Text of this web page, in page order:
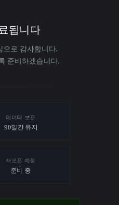
됩니다
으로 감사합니다.
준비하겠습니다.
데이터 보관
90일간 유지
재오픈 예정
준비 중